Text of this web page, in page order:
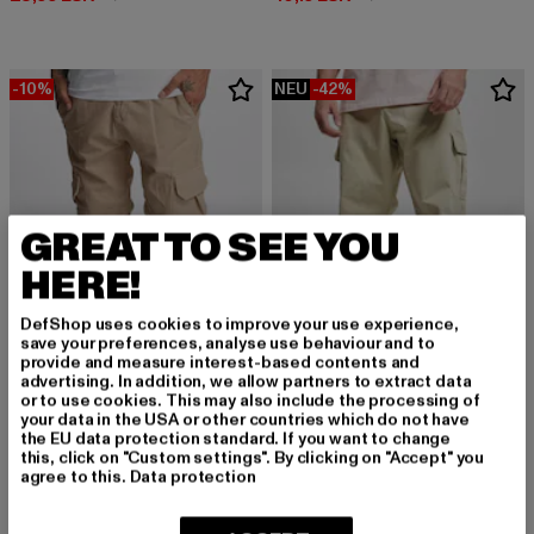
-10%
DEF
Kindou
35,99 EUR
Derzeitiger Preis: 35,99 EUR
39,99 EURAktionspreis: 39,99 EUR
NEU -42%
URBAN CLASSICS
Straight Leg
28,99 EUR
Derzeitiger Preis: 28,99 EUR
49,99 EURAktionspreis:
GREAT TO SEE YOU
HERE!
DefShop uses cookies to improve your use experience,
save your preferences, analyse use behaviour and to
provide and measure interest-based contents and
advertising. In addition, we allow partners to extract data
or to use cookies. This may also include the processing of
your data in the USA or other countries which do not have
the EU data protection standard. If you want to change
this, click on "Custom settings". By clicking on "Accept" you
agree to this. Data protection